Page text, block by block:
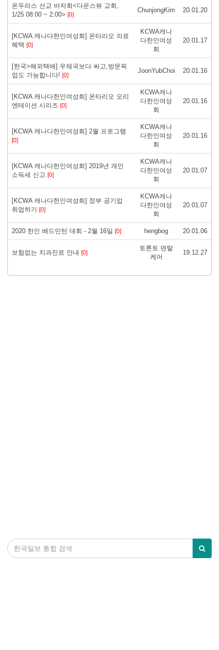
온두라스 선교 바자회<다운스뷰 교회,
1/25 08:00 ~ 2:00> [0]
ChunjongKim 20.01.20
[KCWA 캐나다한인여성회] 온타리오 의료
혜택 [0]
KCWA캐나
다한인여성
회
20.01.17
[한국>해외택배] 우체국보다 싸고,방문픽
업도 가능합니다! [0]
JoonYubChoi 20.01.16
[KCWA 캐나다한인여성회] 온타리오 오리
엔테이션 시리즈 [0]
KCWA캐나
다한인여성
회
20.01.16
[KCWA 캐나다한인여성회] 2월 프로그램
[0]
KCWA캐나
다한인여성
회
20.01.16
[KCWA 캐나다한인여성회] 2019년 개인
소득세 신고 [0]
KCWA캐나
다한인여성
회
20.01.07
[KCWA 캐나다한인여성회] 정부 공기업
취업하기 [0]
KCWA캐나
다한인여성
회
20.01.07
2020 한인 배드민턴 대회 - 2월 16일 [0] hengbog 20.01.06
보험없는 치과진료 안내 [0]
토론토 덴탈
케어
19.12.27